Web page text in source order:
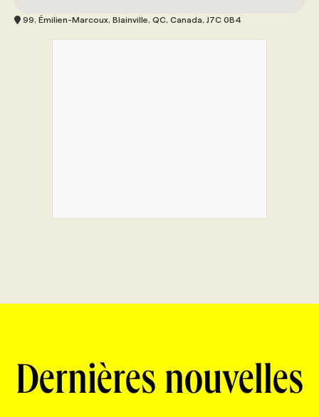
99, Émilien-Marcoux, Blainville, QC, Canada, J7C 0B4
Dernières nouvelles